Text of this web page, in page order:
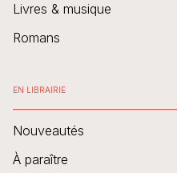
Livres & musique
Romans
EN LIBRAIRIE
Nouveautés
À paraître